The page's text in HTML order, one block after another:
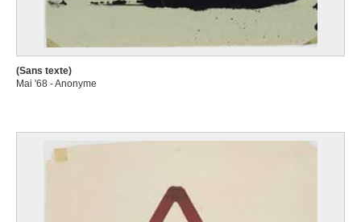
(Sans texte)
Mai '68 - Anonyme